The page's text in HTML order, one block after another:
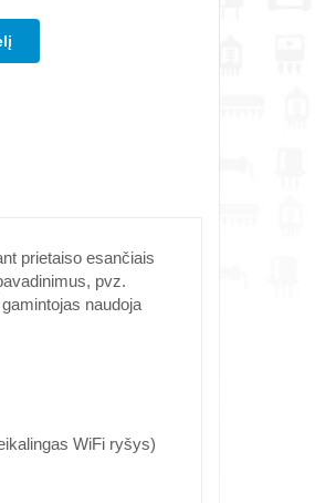
prietaiso esančiais
pvz.
naudoja
WiFi ryšys)